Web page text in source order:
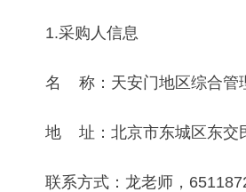
1.采购人信息
名 称：天安门地区综合管
地 址：北京市东城区东交
联系方式：龙老师，